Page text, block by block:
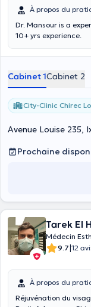
À propos du
Dr. Mansour is a
10+ yrs experience.
Cabinet 1Cabinet 2
City-Clinic Chirec
Avenue Louise 235,
Prochaine
Tarek El
Médecin
9.7|12
À propos du
Réjuvénation du